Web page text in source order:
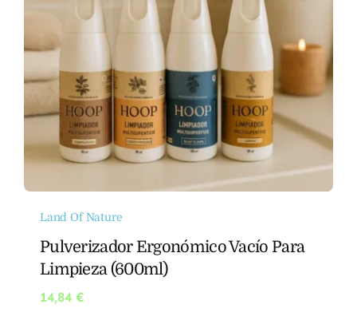
Land Of Nature
Pulverizador Ergonómico Vacío Para
Limpieza (600ml)
14,84 €